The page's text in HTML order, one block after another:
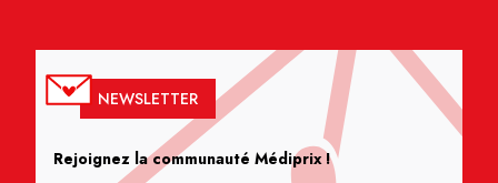
NEWSLETTER
Rejoignez la communauté Médiprix !